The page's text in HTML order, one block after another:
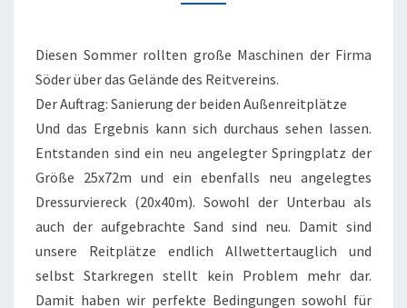
Diesen Sommer rollten große Maschinen der Firma
Söder über das Gelände des Reitvereins.
Der Auftrag: Sanierung der beiden Außenreitplätze
Und das Ergebnis kann sich durchaus sehen lassen.
Entstanden sind ein neu angelegter Springplatz der
Größe 25x72m und ein ebenfalls neu angelegtes
Dressurviereck (20x40m). Sowohl der Unterbau als
auch der aufgebrachte Sand sind neu. Damit sind
unsere Reitplätze endlich Allwettertauglich und
selbst Starkregen stellt kein Problem mehr dar.
Damit haben wir perfekte Bedingungen sowohl für